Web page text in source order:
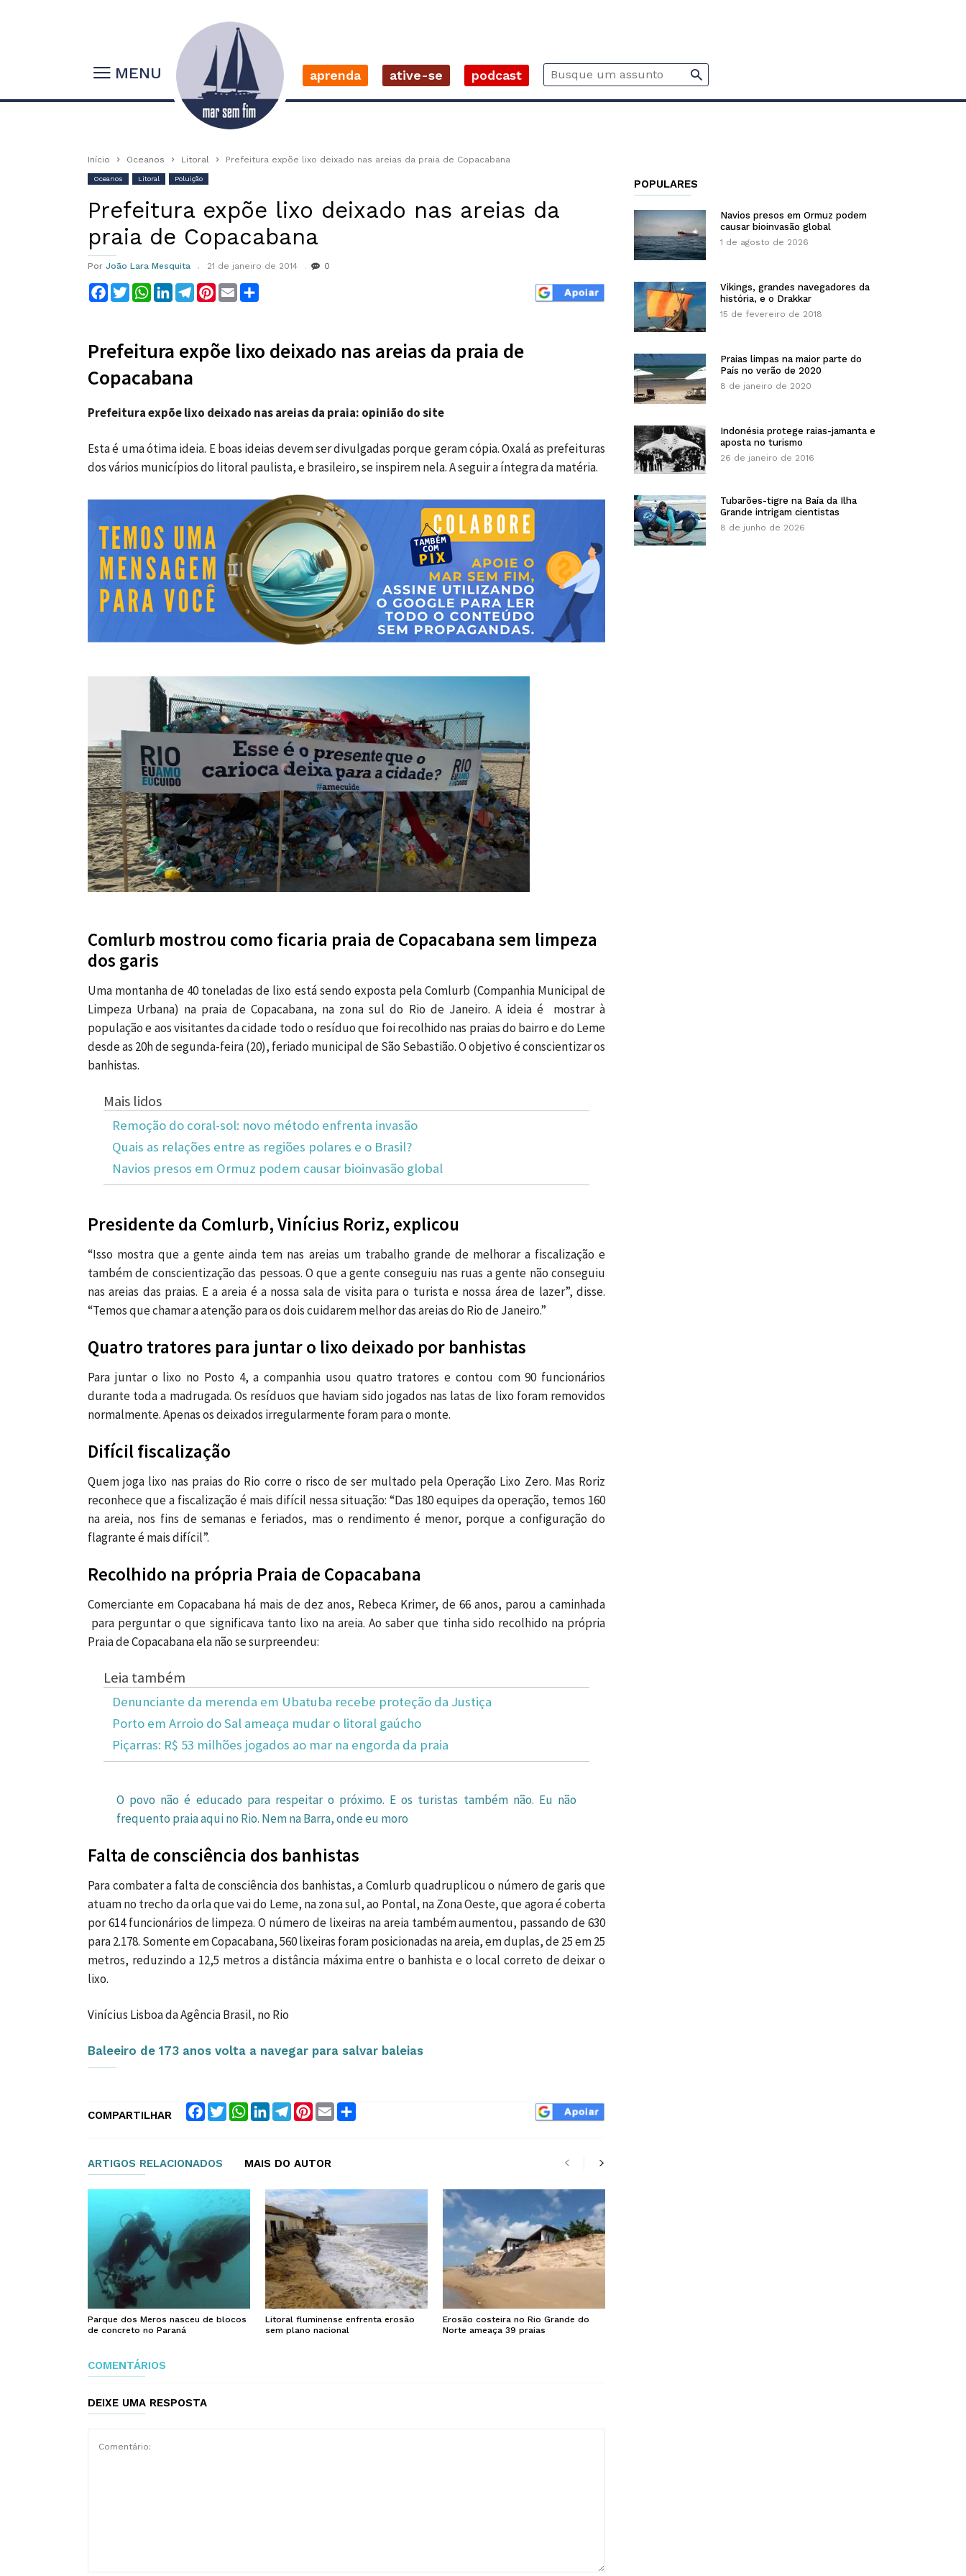
MENU aprenda ative-se podcast
Início Oceanos Litoral Prefeitura expõe lixo deixado nas areias da praia de Copacabana
Oceanos Litoral Poluição
Prefeitura expõe lixo deixado nas areias da
praia de Copacabana
Por João Lara Mesquita 21 de janeiro de 2014 0
Facebook
TwitterWhatsApp
LinkedInTelegram
Pinterest
Email
Prefeitura expõe lixo deixado nas areias da praia de
Copacabana
Prefeitura expõe lixo deixado nas areias da praia: opinião do site
Esta é uma ótima ideia. E boas ideias devem ser divulgadas porque geram cópia. Oxalá as prefeituras
dos vários municípios do litoral paulista, e brasileiro, se inspirem nela. A seguir a íntegra da matéria.
Comlurb mostrou como ficaria praia de Copacabana sem limpeza
dos garis
Uma montanha de 40 toneladas de lixo está sendo exposta pela Comlurb (Companhia Municipal de
Limpeza Urbana) na praia de Copacabana, na zona sul do Rio de Janeiro. A ideia é mostrar à
população e aos visitantes da cidade todo o resíduo que foi recolhido nas praias do bairro e do Leme
desde as 20h de segunda-feira (20), feriado municipal de São Sebastião. O objetivo é conscientizar os
banhistas.
Mais lidos
Remoção do coral-sol: novo método enfrenta invasão
Quais as relações entre as regiões polares e o Brasil?
Navios presos em Ormuz podem causar bioinvasão global
Presidente da Comlurb, Vinícius Roriz, explicou
“Isso mostra que a gente ainda tem nas areias um trabalho grande de melhorar a fiscalização e
também de conscientização das pessoas. O que a gente conseguiu nas ruas a gente não conseguiu
nas areias das praias. E a areia é a nossa sala de visita para o turista e nossa área de lazer”, disse.
“Temos que chamar a atenção para os dois cuidarem melhor das areias do Rio de Janeiro.”
Quatro tratores para juntar o lixo deixado por banhistas
Para juntar o lixo no Posto 4, a companhia usou quatro tratores e contou com 90 funcionários
durante toda a madrugada. Os resíduos que haviam sido jogados nas latas de lixo foram removidos
normalmente. Apenas os deixados irregularmente foram para o monte.
Difícil fiscalização
Quem joga lixo nas praias do Rio corre o risco de ser multado pela Operação Lixo Zero. Mas Roriz
reconhece que a fiscalização é mais difícil nessa situação: “Das 180 equipes da operação, temos 160
na areia, nos fins de semanas e feriados, mas o rendimento é menor, porque a configuração do
flagrante é mais difícil”.
Recolhido na própria Praia de Copacabana
Comerciante em Copacabana há mais de dez anos, Rebeca Krimer, de 66 anos, parou a caminhada
para perguntar o que significava tanto lixo na areia. Ao saber que tinha sido recolhido na própria
Praia de Copacabana ela não se surpreendeu:
Leia também
Denunciante da merenda em Ubatuba recebe proteção da Justiça
Porto em Arroio do Sal ameaça mudar o litoral gaúcho
Piçarras: R$ 53 milhões jogados ao mar na engorda da praia
O povo não é educado para respeitar o próximo. E os turistas também não. Eu não
frequento praia aqui no Rio. Nem na Barra, onde eu moro
Falta de consciência dos banhistas
Para combater a falta de consciência dos banhistas, a Comlurb quadruplicou o número de garis que
atuam no trecho da orla que vai do Leme, na zona sul, ao Pontal, na Zona Oeste, que agora é coberta
por 614 funcionários de limpeza. O número de lixeiras na areia também aumentou, passando de 630
para 2.178. Somente em Copacabana, 560 lixeiras foram posicionadas na areia, em duplas, de 25 em 25
metros, reduzindo a 12,5 metros a distância máxima entre o banhista e o local correto de deixar o
lixo.
Vinícius Lisboa da Agência Brasil, no Rio
Baleeiro de 173 anos volta a navegar para salvar baleias
COMPARTILHAR
Facebook
TwitterWhatsApp
LinkedInTelegram
Pinterest
Email
ARTIGOS RELACIONADOS MAIS DO AUTOR
Parque dos Meros nasceu de blocos
de concreto no Paraná
Litoral fluminense enfrenta erosão
sem plano nacional
Erosão costeira no Rio Grande do
Norte ameaça 39 praias
COMENTÁRIOS
DEIXE UMA RESPOSTA
POPULARES
Navios presos em Ormuz podem
causar bioinvasão global
1 de agosto de 2026
Vikings, grandes navegadores da
história, e o Drakkar
15 de fevereiro de 2018
Praias limpas na maior parte do
País no verão de 2020
8 de janeiro de 2020
Indonésia protege raias-jamanta e
aposta no turismo
26 de janeiro de 2016
Tubarões-tigre na Baía da Ilha
Grande intrigam cientistas
8 de junho de 2026